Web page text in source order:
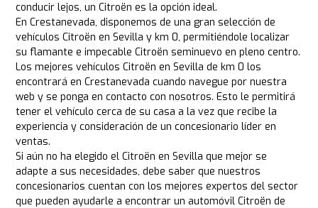
conducir lejos, un Citroën es la opción ideal.
En Crestanevada, disponemos de una gran selección de
vehículos Citroën en Sevilla y km 0, permitiéndole localizar
su flamante e impecable Citroën seminuevo en pleno centro.
Los mejores vehículos Citroën en Sevilla de km 0 los
encontrará en Crestanevada cuando navegue por nuestra
web y se ponga en contacto con nosotros. Esto le permitirá
tener el vehículo cerca de su casa a la vez que recibe la
experiencia y consideración de un concesionario líder en
ventas.
Si aún no ha elegido el Citroën en Sevilla que mejor se
adapte a sus necesidades, debe saber que nuestros
concesionarios cuentan con los mejores expertos del sector
que pueden ayudarle a encontrar un automóvil Citroën de